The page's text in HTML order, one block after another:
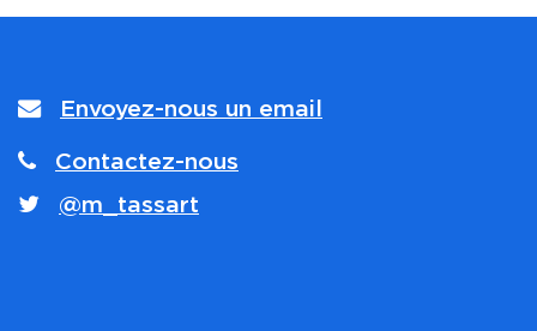
Envoyez-nous un email
Contactez-nous
@m_tassart